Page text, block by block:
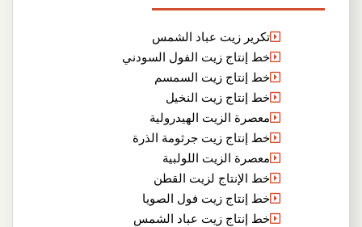
تكرير زيت عباد الشمس
خط إنتاج زيت الفول السودني
خط إنتاج زيت السمسم
خط إنتاج زيت النخيل
معصرة الزيت الهيدرولية
خط إنتاج زيت جرثومة الذرة
معصرة الزيت اللولبية
خط الإنتاج لزيت القطن
خط إنتاج زيت فول الصويا
خط إنتاج زيت عباد الشمس